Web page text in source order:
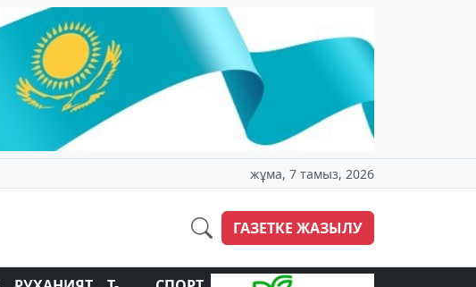
жұма, 7 тамыз, 2026
ГАЗЕТКЕ ЖАЗЫЛУ